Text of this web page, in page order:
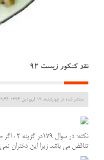
نقد كنكور زيست 92
منتشر شده در چهارشنبه, 19 فروردين 1394 09:46
تناقض مي باشد زيرا اين دختران